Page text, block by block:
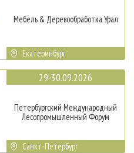
Мебель & Деревообработка Урал
Екатеринбург
29-30.09.2026
Петербургский Международный
Лесопромышленный Форум
Санкт-Петербург